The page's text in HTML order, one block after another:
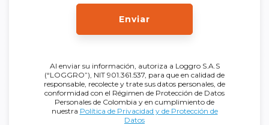
Enviar
Al enviar su información, autoriza a Loggro S.A.S
(“LOGGRO”), NIT 901.361.537, para que en calidad de
responsable, recolecte y trate sus datos personales, de
conformidad con el Régimen de Protección de Datos
Personales de Colombia y en cumplimiento de
nuestra Política de Privacidad y de Protección de
Datos